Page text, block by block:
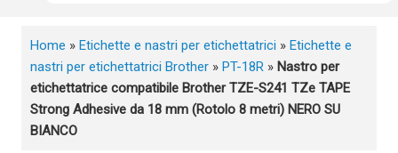
Home » Etichette e nastri per etichettatrici » Etichette e
nastri per etichettatrici Brother » PT-18R » Nastro per
etichettatrice compatibile Brother TZE-S241 TZe TAPE
Strong Adhesive da 18 mm (Rotolo 8 metri) NERO SU
BIANCO